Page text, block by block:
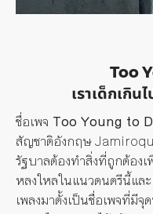
Too
เราเด็กเกิน
ชื่อเพจ Too Young to
สัญชาติอังกฤษ
รัฐบาลต้องทำสิ่งที่ถูกต้อง
หลงใหลในแนวดนตรีนี้แ
เพลงมาตั้งเป็นชื่อเพจที่มี